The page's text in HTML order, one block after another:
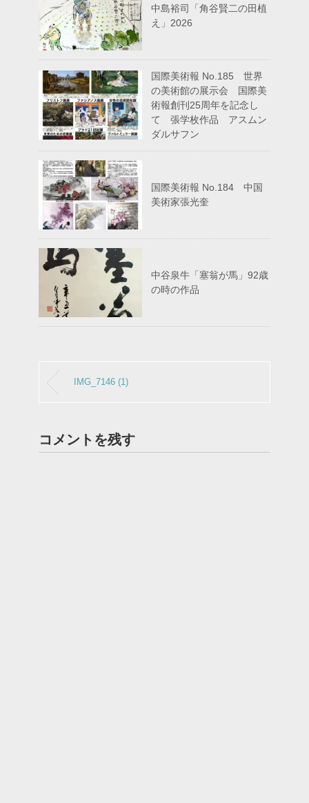
中島裕司「角谷賢二の田植
え」2026
国際美術報 No.185 世界
の美術館の展示会 国際美
術報創刊25周年を記念し
て 張学枚作品 アスムン
ダルサフン
国際美術報 No.184 中国
美術家張光奎
中谷泉牛「塞翁が馬」92歳
の時の作品
IMG_7146 (1)
コメントを残す